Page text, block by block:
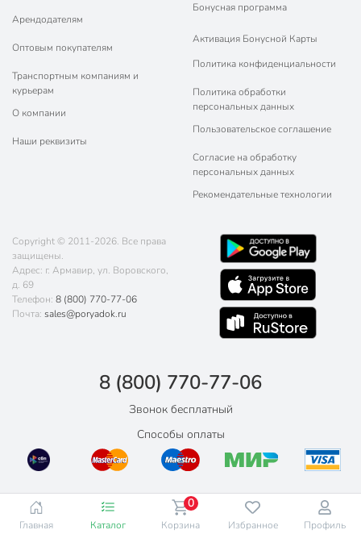
Арендодателям
Оптовым покупателям
Транспортным компаниям и
курьерам
О компании
Наши реквизиты
Бонусная программа
Активация Бонусной Карты
Политика конфиденциальности
Политика обработки
персональных данных
Пользовательское соглашение
Согласие на обработку
персональных данных
Рекомендательные технологии
Copyright © 2011-2026. Все права
защищены.
Адрес: г. Армавир, ул. Воровского,
д. 69
Телефон: 8 (800) 770-77-06
Почта: sales@poryadok.ru
8 (800) 770-77-06
Звонок бесплатный
Способы оплаты
Главная Каталог Корзина
0
Избранное Профиль